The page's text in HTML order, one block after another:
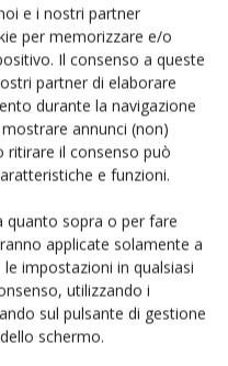
e i nostri partner
per memorizzare e/o
Il consenso a queste
partner di elaborare
durante la navigazione
annunci (non)
ritirare il consenso può
e funzioni.
quanto sopra o per fare
applicate solamente a
impostazioni in qualsiasi
utilizzando i
sul pulsante di gestione
schermo.
ben poco, e che la
sia già avvenuto. Detto
consolidamento sia
C'è sempre
ne debba
ad esempio, il settore
di una importante
la cui integrazione
successo. E la
potrebbe oggi essere
come l’attuale.